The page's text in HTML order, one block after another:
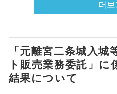
더보
「元離宮二条城入城
ト販売業務委託」に
結果について